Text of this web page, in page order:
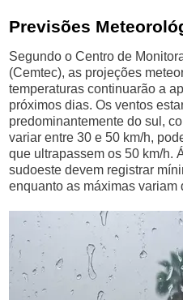
Previsões
Segundo o Centro de
(Cemtec), as projeções
temperaturas continuarão a
próximos dias. Os ventos
predominantemente do sul,
variar entre 30 e 50 km/h,
que ultrapassem os 50 km/h.
sudoeste devem registrar
enquanto as máximas variam